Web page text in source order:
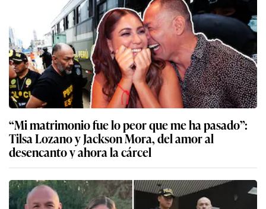
“Mi matrimonio fue lo peor que me ha pasado”:
Tilsa Lozano y Jackson Mora, del amor al
desencanto y ahora la cárcel